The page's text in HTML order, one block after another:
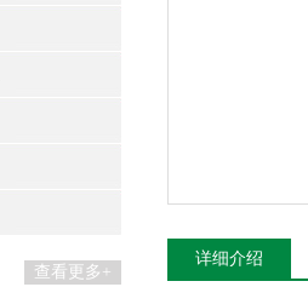
查看更多+
详细介绍